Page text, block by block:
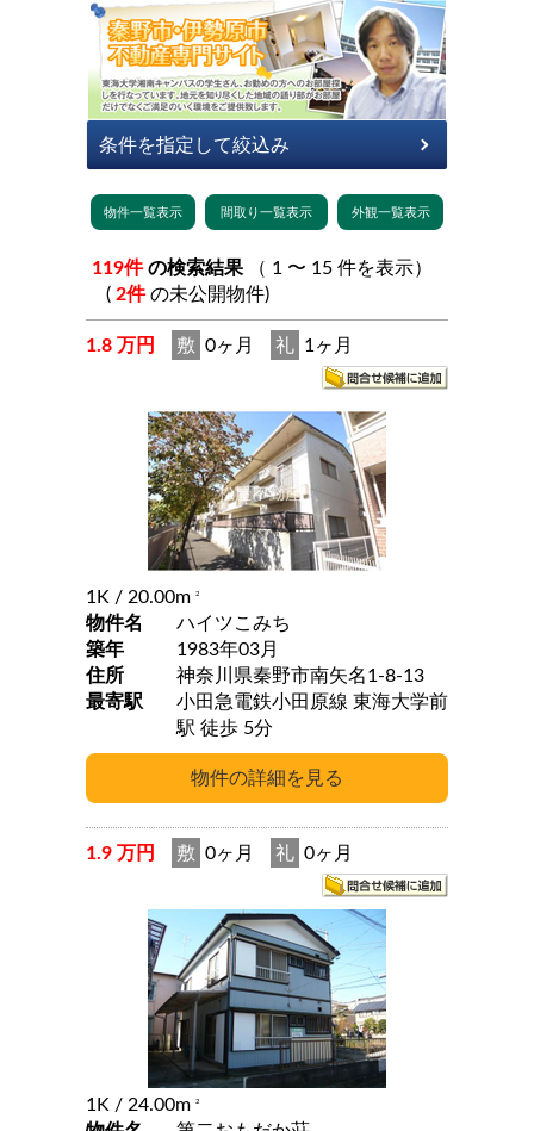
119件 の検索結果
( 2件 の未公開物件)
1.8 万円 敷 0ヶ月 礼 1ヶ月
1K / 20.00m 2
物件名
ハイツこみち
築年
1983年03月
住所
神奈川県秦野市南矢名1-8-13
最寄駅
小田急電鉄小田原線 東海大学前
駅 徒歩 5分
1.9 万円 敷 0ヶ月 礼 0ヶ月
1K / 24.00m 2